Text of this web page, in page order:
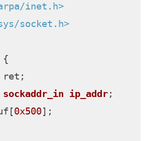
inet.h>
socket.h>
{
sockaddr_in ip_addr;
0x500];